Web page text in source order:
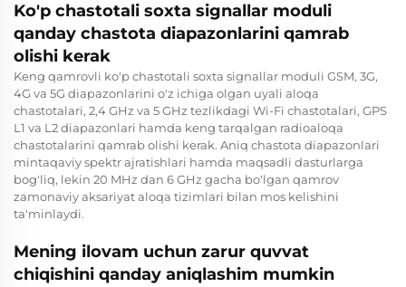
Ko'p chastotali soxta signallar moduli
qanday chastota diapazonlarini qamrab
olishi kerak
Keng qamrovli ko'p chastotali soxta signallar moduli GSM, 3G,
4G va 5G diapazonlarini o'z ichiga olgan uyali aloqa
chastotalari, 2,4 GHz va 5 GHz tezlikdagi Wi-Fi chastotalari, GPS
L1 va L2 diapazonlari hamda keng tarqalgan radioaloqa
chastotalarini qamrab olishi kerak. Aniq chastota diapazonlari
mintaqaviy spektr ajratishlari hamda maqsadli dasturlarga
bog'liq, lekin 20 MHz dan 6 GHz gacha bo'lgan qamrov
zamonaviy aksariyat aloqa tizimlari bilan mos kelishini
ta'minlaydi.
Mening ilovam uchun zarur quvvat
chiqishini qanday aniqlashim mumkin